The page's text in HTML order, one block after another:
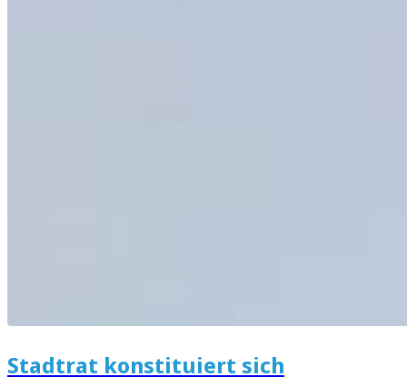
Stadtrat konstituiert sich